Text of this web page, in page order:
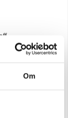
Om
i noen minutter
i tanken.
stille i mer enn en